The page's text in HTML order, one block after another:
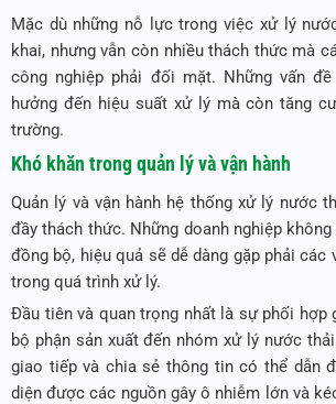
Mặc dù những nỗ lực trong việc xử lý
khai, nhưng vẫn còn nhiều thách thức mà
công nghiệp phải đối mặt. Những vấn
hưởng đến hiệu suất xử lý mà còn tăng
trường.
Khó khăn trong quản lý và vận hành
Quản lý và vận hành hệ thống xử lý nước
đầy thách thức. Những doanh nghiệp
đồng bộ, hiệu quả sẽ dễ dàng gặp phải các
trong quá trình xử lý.
Đầu tiên và quan trọng nhất là sự phối hợp
bộ phận sản xuất đến nhóm xử lý nước
giao tiếp và chia sẻ thông tin có thể dẫn
diện được các nguồn gây ô nhiễm lớn và